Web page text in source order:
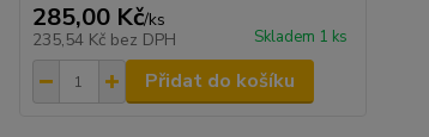
285,00 Kč/ks
235,54 Kč bez DPH Skladem 1 ks
Přidat do košíku